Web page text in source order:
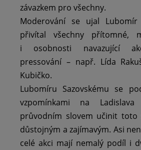
závazkem pro všechny.
Moderování se ujal Lubomír
přivítal všechny přítomné,
i osobnosti navazující
pressování – např. Lída
Kubičko.
Lubomíru Sazovskému se
vzpomínkami na
průvodním slovem učinit toto
důstojným a zajímavým. Asi
celé akci mají nemalý podíl i